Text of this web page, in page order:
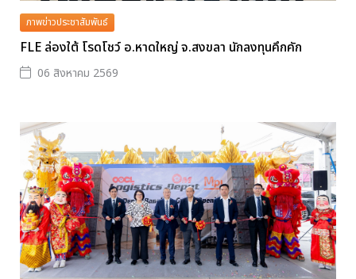
ภาพข่าวประชาสัมพันธ์
FLE ล่องใต้ โรดโชว์ อ.หาดใหญ่ จ.สงขลา นักลงทุนคึกคัก
06 สิงหาคม 2569